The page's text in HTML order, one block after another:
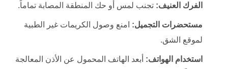
الفرك العنيف: تجنب لمس أو حك المنطقة المصابة تماماً.
مستحضرات التجميل: امنع وصول الكريمات غير الطبية
لموقع الشق.
استخدام الهواتف: أبعد الهاتف المحمول عن الأذن المعالجة